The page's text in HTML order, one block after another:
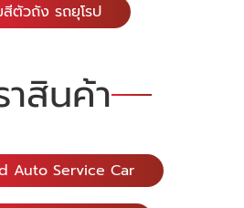
ตัวถัง รถยุโรป
สินค้า
Auto Service Car